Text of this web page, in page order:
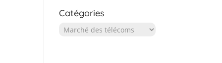
Catégories
Catégories